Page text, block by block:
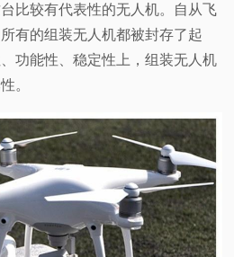
比较有代表性的无人机。自从飞
有的组装无人机都被封存了起
功能性、稳定性上，组装无人机
。